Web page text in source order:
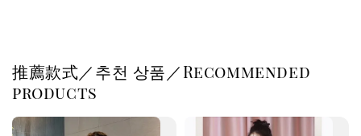
推薦款式／추천 상품／Recommended
products